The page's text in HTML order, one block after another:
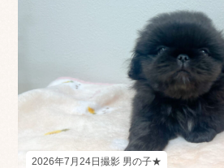
2026年7月24日撮影 男の子★